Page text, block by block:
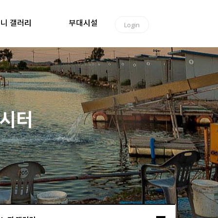
갤러리 부대시설 Login
터